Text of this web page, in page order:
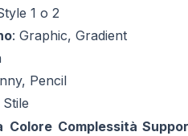
1 o 2
: Graphic, Gradient
Pencil
Colore Complessità